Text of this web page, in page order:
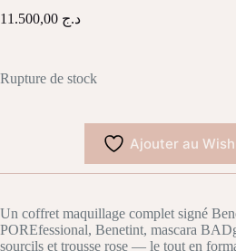
د.ج
Rupture de stock
Ajouter au
Un coffret maquillage complet signé
POREfessional, Benetint, mascara
sourcils et trousse rose — le tout en